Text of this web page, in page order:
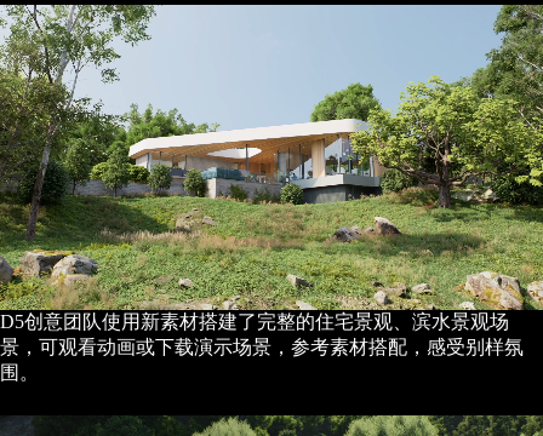
D5创意团队使用新素材搭建了完整的住宅景观、滨水景观场
景，可观看动画或下载演示场景，参考素材搭配，感受别样氛
围。